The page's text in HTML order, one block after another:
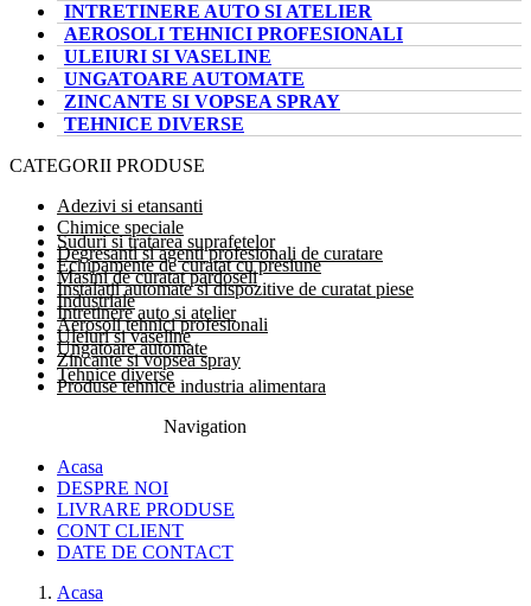
INTRETINERE AUTO SI ATELIER
AEROSOLI TEHNICI PROFESIONALI
ULEIURI SI VASELINE
UNGATOARE AUTOMATE
ZINCANTE SI VOPSEA SPRAY
TEHNICE DIVERSE
CATEGORII PRODUSE
Adezivi si etansanti
Chimice speciale
Suduri si tratarea suprafetelor
Degresanti si agenti profesionali de curatare
Echipamente de curatat cu presiune
Masini de curatat pardoseli
Instalatii automate si dispozitive de curatat piese
Industriale
Intretinere auto si atelier
Aerosoli tehnici profesionali
Uleiuri si vaseline
Ungatoare automate
Zincante si vopsea spray
Tehnice diverse
Produse tehnice industria alimentara
Navigation
Acasa
DESPRE NOI
LIVRARE PRODUSE
CONT CLIENT
DATE DE CONTACT
Acasa